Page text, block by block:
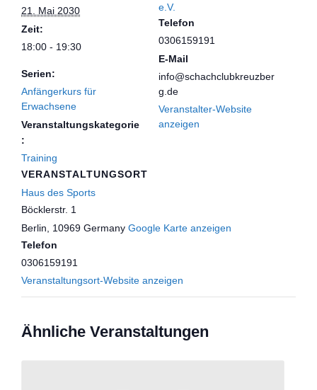
21. Mai 2030
Zeit:
18:00 - 19:30
Serien:
Anfängerkurs für
Erwachsene
Veranstaltungskategorie
:
Training
VERANSTALTUNGSORT
Haus des Sports
Böcklerstr. 1
Berlin
10969 Germany Google Karte anzeigen
Telefon
0306159191
Veranstaltungsort-Website anzeigen
e.V.
Telefon
0306159191
E-Mail
info@schachclubkreuzber
g.de
Veranstalter-Website
anzeigen
Ähnliche Veranstaltungen